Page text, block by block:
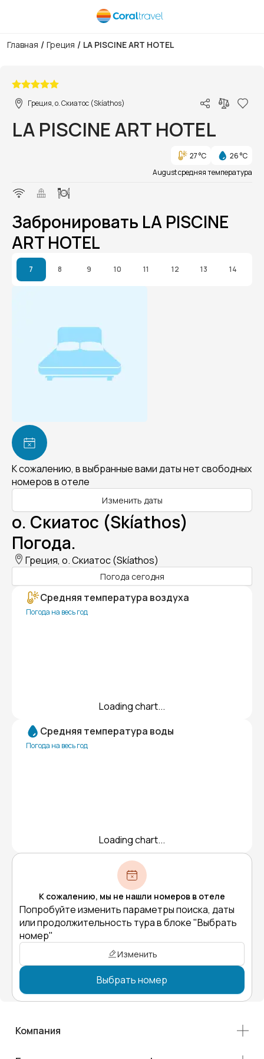
Главная / Греция / LA PISCINE ART HOTEL
Греция, о. Скиатос (Skíathos)
LA PISCINE ART HOTEL
27 °C
26 °C
August средняя температура
Забронировать LA PISCINE
ART HOTEL
7 8 9 10 11 12 13 14
К сожалению, в выбранные вами даты нет свободных
номеров в отеле
Изменить даты
о. Скиатос (Skíathos)
Погода.
Греция, о. Скиатос (Skíathos)
Погода сегодня
Средняя температура воздуха
Погода на весь год
Loading chart...
Средняя температура воды
Погода на весь год
Loading chart...
К сожалению, мы не нашли номеров в отеле
Попробуйте изменить параметры поиска, даты
или продолжительность тура в блоке "Выбрать
номер"
Изменить
Выбрать номер
Компания